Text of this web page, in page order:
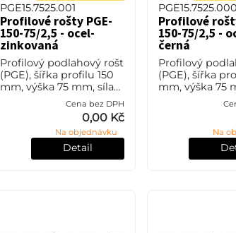
PGE15.7525.001
Profilové rošty PGE-
150-75/2,5 - ocel-
zinkovaná
Profilový podlahový rošt
(PGE), šířka profilu 150
mm, výška 75 mm, síla
2,5 mm, ocel S235JR
(ST37.2 nebo také ČSN
11373) v povrchové
úpravě žárovým zi
Cena bez DPH
0,00 Kč
Na objednávku
Detail
PGE15.7525.000
Profilové
150-75/2,5 -
černá
Profilový
(PGE), šířka
mm, výška 75
2,5 mm, ocel
(ST37.2 nebo
11373) bez
úpravy.
Na